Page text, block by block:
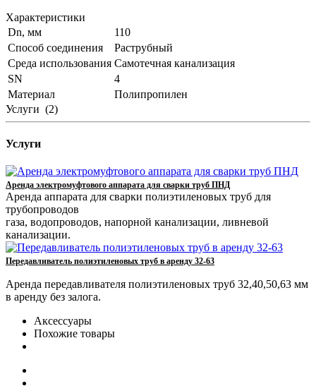
Характеристики
Dn, мм
110
Способ соединения
Раструбный
Среда использования Самотечная канализация
SN
4
Материал
Полипропилен
Услуги (2)
Услуги
Аренда электромуфтового аппарата для сварки труб ПНД
Аренда аппарата для сварки полиэтиленовых труб для
трубопроводов
газа, водопроводов, напорной канализации, ливневой
канализации.
Передавливатель полиэтиленовых труб в аренду 32-63
Аренда передавливателя полиэтиленовых труб 32,40,50,63 мм
в аренду без залога.
Аксессуары
Похожие товары